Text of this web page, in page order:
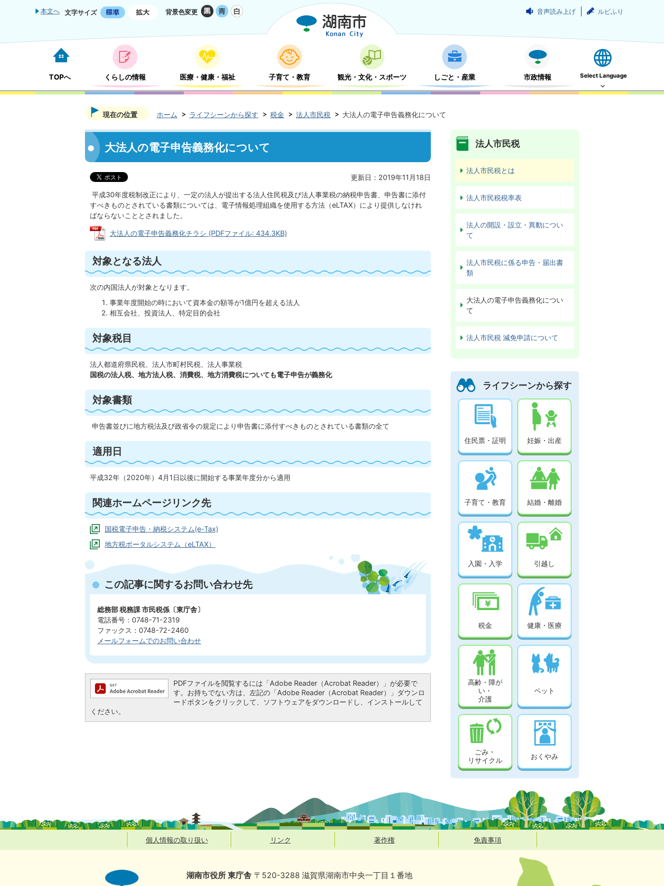
本文へ 文字サイズ 背景色変更 音声読み上げ ルビふり
TOPへ くらしの情報 医療・健康・福祉 子育て・教育 観光・文化・スポーツ しごと・産業 市政情報 Select Language
現在の位置 ホーム ライフシーンから探す 税金 法人市民税 大法人の電子申告義務化について
大法人の電子申告義務化について
更新日：2019年11月18日
平成30年度税制改正により、一定の法人が提出する法人住民税及び法人事業税の納税申告書、申告書に添付
すべきものとされている書類については、電子情報処理組織を使用する方法（eLTAX）により提供しなけれ
ばならないこととされました。
大法人の電子申告義務化チラシ (PDFファイル: 434.3KB)
対象となる法人
次の内国法人が対象となります。
事業年度開始の時において資本金の額等が1億円を超える法人
相互会社、投資法人、特定目的会社
対象税目
法人都道府県民税、法人市町村民税、法人事業税
国税の法人税、地方法人税、消費税、地方消費税についても電子申告が義務化
対象書類
申告書並びに地方税法及び政省令の規定により申告書に添付すべきものとされている書類の全て
適用日
平成32年（2020年）4月1日以後に開始する事業年度分から適用
関連ホームページリンク先
国税電子申告・納税システム(e-Tax)
地方税ポータルシステム（eLTAX）
この記事に関するお問い合わせ先
総務部 税務課 市民税係〔東庁舎〕
電話番号：0748-71-2319
ファックス：0748-72-2460
メールフォームでのお問い合わせ
PDFファイルを閲覧するには「Adobe Reader（Acrobat Reader）」が必要で
す。お持ちでない方は、左記の「Adobe Reader（Acrobat Reader）」ダウンロ
ードボタンをクリックして、ソフトウェアをダウンロードし、インストールして
ください。
法人市民税
法人市民税とは
法人市民税税率表
法人の開設・設立・異動につい
て
法人市民税に係る申告・届出書
類
大法人の電子申告義務化につい
て
法人市民税 減免申請について
ライフシーンから探す
住民票・証明 妊娠・出産
子育て・教育 結婚・離婚
入園・入学 引越し
税金 健康・医療
高齢・障が
い・
介護
ペット
ごみ・
リサイクル
おくやみ
個人情報の取り扱い リンク 著作権 免責事項
湖南市役所 東庁舎 〒520-3288 滋賀県湖南市中央一丁目１番地